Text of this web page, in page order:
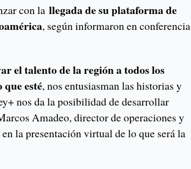
con la llegada de su plataforma de
, según informaron en conferencia
el talento de la región a todos los
esté, nos entusiasman las historias y
nos da la posibilidad de desarrollar
Amadeo, director de operaciones y
la presentación virtual de lo que será la